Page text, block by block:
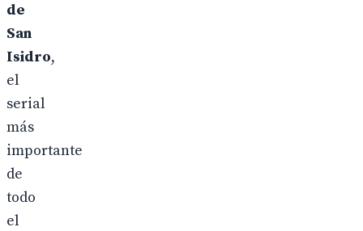
de
San
Isidro,
el
serial
más
importante
de
todo
el